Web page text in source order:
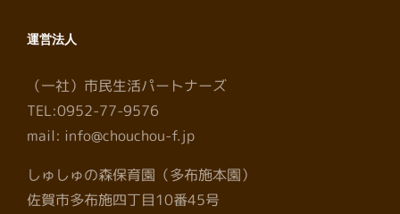
運営法人
（一社）市民生活パートナーズ
TEL:0952-77-9576
mail: info@chouchou-f.jp
しゅしゅの森保育園（多布施本園）
佐賀市多布施四丁目10番45号